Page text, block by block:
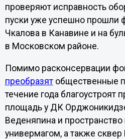
проверяют исправность
пуски уже успешно прошли
Чкалова в Канавине и на
в Московском районе.
Помимо расконсервации
преобразятобщественные
течение года благоустроят
площадь у ДК
Веденяпина и
универмагом, а также